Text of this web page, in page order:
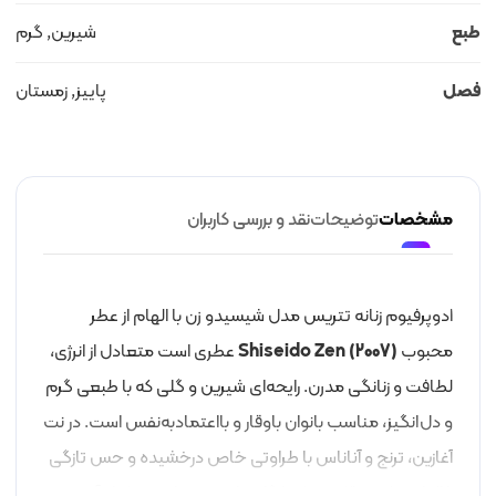
طبع شیرین, گرم
فصل پاییز, زمستان
مشخصاتتوضیحاتنقد و بررسی کاربران
ادوپرفیوم زنانه تتریس مدل شیسیدو زن با الهام از عطر
محبوب Shiseido Zen (2007)عطری است متعادل از انرژی،
لطافت و زنانگی مدرن. رایحه‌ای شیرین و گلی که با طبعی گرم
و دل‌انگیز، مناسب بانوان با‌وقار و با‌اعتماد‌به‌نفس است. در نت
آغازین، ترنج و آناناس با طراوتی خاص درخشیده و حس تازگی